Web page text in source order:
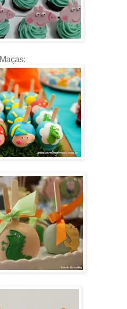
Maças: